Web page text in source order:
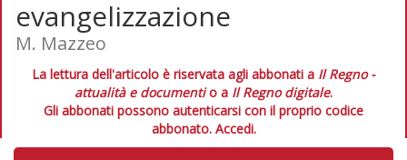
evangelizzazione
M. Mazzeo
La lettura dell'articolo è riservata agli abbonati a Il Regno -
attualità e documentio a Il Regno digitale.
Gli abbonati possono autenticarsi con il proprio codice
abbonato. Accedi.